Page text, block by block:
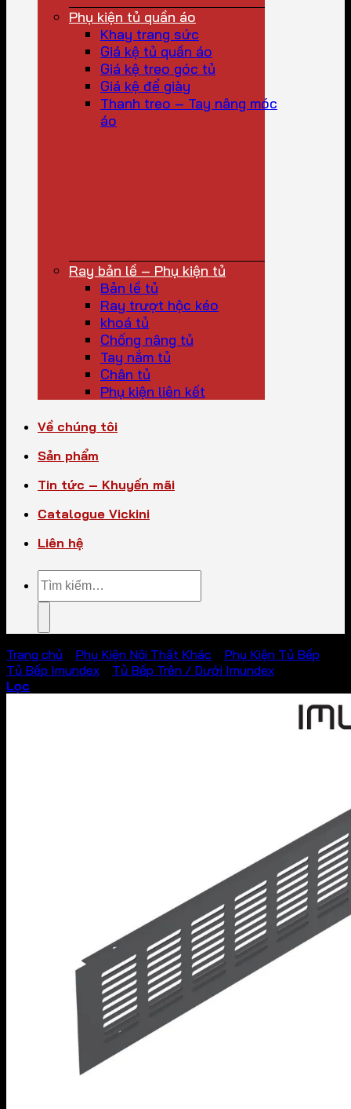
Phụ kiện tủ quần áo
Khay trang sức
Giá kệ tủ quần áo
Giá kệ treo góc tủ
Giá kệ để giày
Thanh treo – Tay nâng móc
áo
Ray bản lề – Phụ kiện tủ
Bản lề tủ
Ray trượt hộc kéo
khoá tủ
Chống nâng tủ
Tay nắm tủ
Chân tủ
Phụ kiện liên kết
Về chúng tôi
Sản phẩm
Tin tức – Khuyến mãi
Catalogue Vickini
Liên hệ
Tìm
kiếm:
Trang chủ Phụ Kiện Nội Thất Khác Phụ Kiện Tủ Bếp
Tủ Bếp Imundex
Tủ Bếp Trên / Dưới Imundex
Lọc